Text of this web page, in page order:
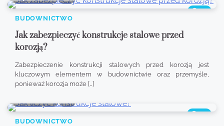
321
BUDOWNICTWO
Jak zabezpieczyć konstrukcje stalowe przed
korozją?
Zabezpieczenie konstrukcji stalowych przed korozją jest
kluczowym elementem w budownictwie oraz przemyśle,
ponieważ korozja może […]
333
BUDOWNICTWO